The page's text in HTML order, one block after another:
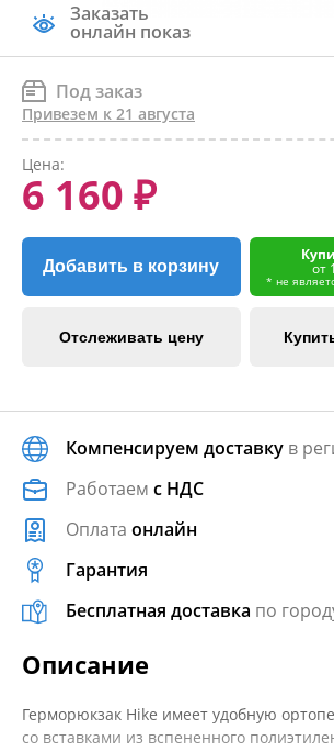
Заказать
онлайн показ
Под заказ
Привезем к 21 августа
Цена:
6 160 ₽
Добавить в корзину от
* не
Отслеживать цену
Компенсируем доставку в
Работаем с НДС
Оплата онлайн
Гарантия
Бесплатная доставка по
Описание
Герморюкзак Hike имеет удобную
со вставками из вспененного